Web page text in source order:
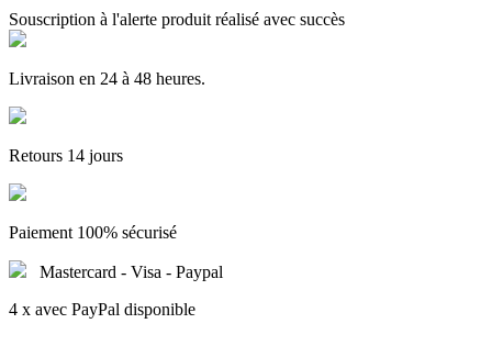
Souscription à l'alerte produit réalisé avec succès
Livraison en 24 à 48 heures.
Retours 14 jours
Paiement 100% sécurisé
Mastercard - Visa - Paypal
4 x avec PayPal disponible